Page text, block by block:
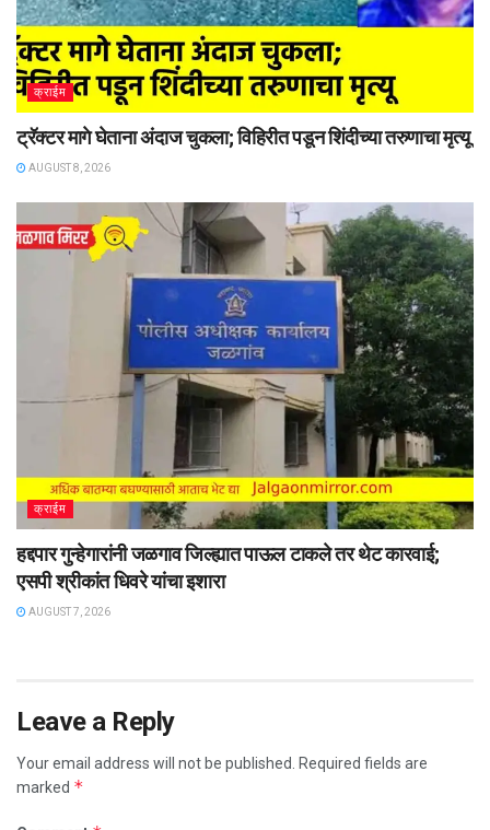
क्राईम
ट्रॅक्टर मागे घेताना अंदाज चुकला; विहिरीत पडून शिंदीच्या तरुणाचा मृत्यू
AUGUST 8, 2026
क्राईम
हद्दपार गुन्हेगारांनी जळगाव जिल्ह्यात पाऊल टाकले तर थेट कारवाई;
एसपी श्रीकांत धिवरे यांचा इशारा
AUGUST 7, 2026
Leave a Reply
Your email address will not be published.
Required fields are
marked *